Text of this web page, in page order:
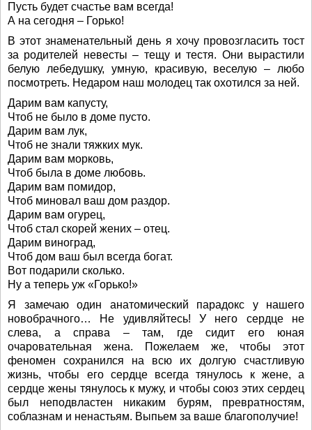
Пусть будет счастье вам всегда!
А на сегодня – Горько!
В этот знаменательный день я хочу провозгласить тост
за родителей невесты – тещу и тестя. Они вырастили
белую лебедушку, умную, красивую, веселую – любо
посмотреть. Недаром наш молодец так охотился за ней.
Дарим вам капусту,
Чтоб не было в доме пусто.
Дарим вам лук,
Чтоб не знали тяжких мук.
Дарим вам морковь,
Чтоб была в доме любовь.
Дарим вам помидор,
Чтоб миновал ваш дом раздор.
Дарим вам огурец,
Чтоб стал скорей жених – отец.
Дарим виноград,
Чтоб дом ваш был всегда богат.
Вот подарили сколько.
Ну а теперь уж «Горько!»
Я замечаю один анатомический парадокс у нашего
новобрачного… Не удивляйтесь! У него сердце не
слева, а справа – там, где сидит его юная
очаровательная жена. Пожелаем же, чтобы этот
феномен сохранился на всю их долгую счастливую
жизнь, чтобы его сердце всегда тянулось к жене, а
сердце жены тянулось к мужу, и чтобы союз этих сердец
был неподвластен никаким бурям, превратностям,
соблазнам и ненастьям. Выпьем за ваше благополучие!